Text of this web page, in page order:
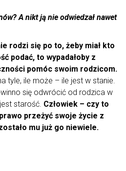
A nikt ją nie odwiedzał nawet
rodzi się po to, żeby miał kto
podać, to wypadałoby z
pomóc swoim rodzicom.
tyle, ile może – ile jest w stanie.
się odwrócić od rodzica w
starość. Człowiek – czy to
przeżyć swoje życie z
mu już go niewiele.